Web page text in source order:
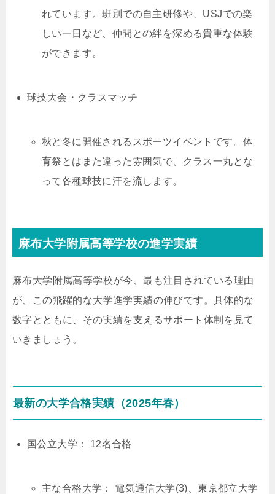
れています。班別での自主研修や、USJでの楽
しい一日など、仲間との絆を深める貴重な体験
ができます。
球技大会・クラスマッチ
秋と冬に開催されるスポーツイベントです。体
育祭とはまた違った雰囲気で、クラス一丸とな
って各種球技に汗を流します。
麻布大学附属高等学校の進学実績
麻布大学附属高等学校が今、最も注目されている理由
が、この飛躍的な大学進学実績の伸びです。具体的な
数字とともに、その実績を支えるサポート体制を見て
いきましょう。
最新の大学合格実績（2025年春）
国公立大学： 12名合格
主な合格大学： 電気通信大学(3)、東京都立大学